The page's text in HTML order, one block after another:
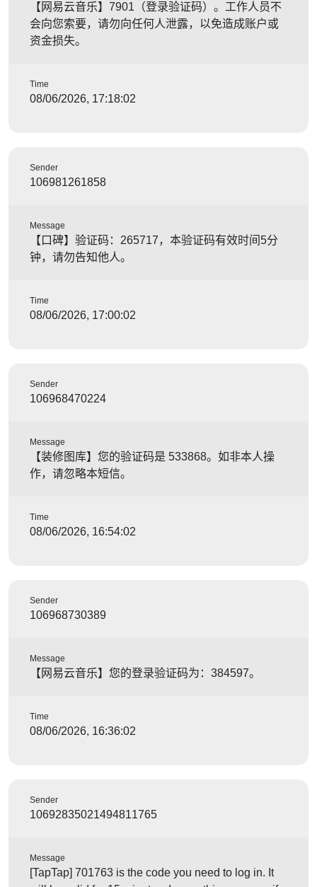
【网易云音乐】7901（登录验证码）。工作人员不
会向您索要，请勿向任何人泄露，以免造成账户或
资金损失。
Time
08/06/2026, 17:18:02
Sender
106981261858
Message
【口碑】验证码：265717，本验证码有效时间5分
钟，请勿告知他人。
Time
08/06/2026, 17:00:02
Sender
106968470224
Message
【装修图库】您的验证码是 533868。如非本人操
作，请忽略本短信。
Time
08/06/2026, 16:54:02
Sender
106968730389
Message
【网易云音乐】您的登录验证码为：384597。
Time
08/06/2026, 16:36:02
Sender
10692835021494811765
Message
[TapTap] 701763 is the code you need to log in. It